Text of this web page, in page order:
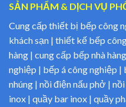
SẢN PHẨM & DỊCH VỤ
Cung cấp thiết bị bếp công
khách sạn | thiết kế bếp
hàng | cung cấp bếp nhà
nghiệp | bếp á công nghiệp
nhúng | nồi điện nấu phở |
inox | quầy bar inox | quầy